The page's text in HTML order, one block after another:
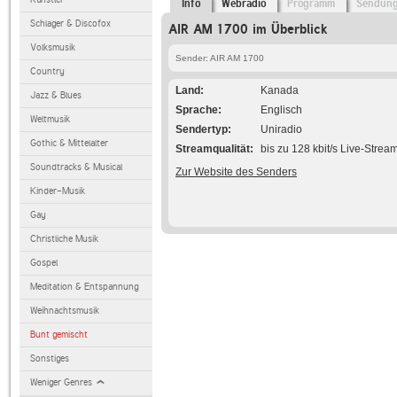
Schlager & Discofox
Volksmusik
Country
Jazz & Blues
Weltmusik
Gothic & Mittelalter
Soundtracks & Musical
Kinder-Musik
Gay
Christliche Musik
Gospel
Meditation & Entspannung
Weihnachtsmusik
Bunt gemischt
Sonstiges
Weniger Genres
Info Webradio Programm
AIR AM 1700 im Überblick
Sender: AIR AM 1700
Land
Kanada
Sprache
Englisch
Sendertyp
Uniradio
Streamqualität
bis zu 128 kbit/s Live-
Zur Website des Senders